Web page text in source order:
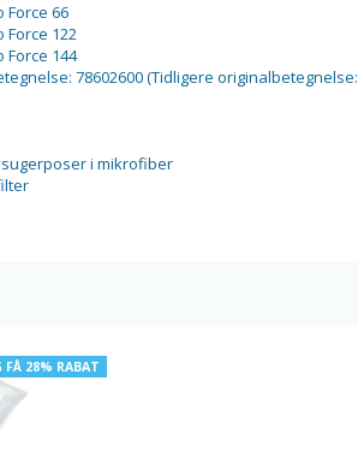
Force 66
Force 122
Force 144
78602600 (Tidligere originalbetegnelse:
i mikrofiber
28% RABAT